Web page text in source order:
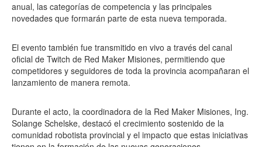
anual, las categorías de competencia y las principales
novedades que formarán parte de esta nueva temporada.
El evento también fue transmitido en vivo a través del canal
oficial de Twitch de Red Maker Misiones, permitiendo que
competidores y seguidores de toda la provincia acompañaran el
lanzamiento de manera remota.
Durante el acto, la coordinadora de la Red Maker Misiones, Ing.
Solange Schelske, destacó el crecimiento sostenido de la
comunidad robotista provincial y el impacto que estas iniciativas